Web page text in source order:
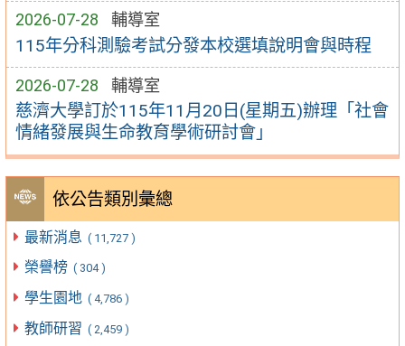
2026-07-28 輔導室
115年分科測驗考試分發本校選填說明會與時程
2026-07-28 輔導室
慈濟大學訂於115年11月20日(星期五)辦理「社會
情緒發展與生命教育學術研討會」
依公告類別彙總
最新消息 ( 11,727 )
榮譽榜 ( 304 )
學生園地 ( 4,786 )
教師研習 ( 2,459 )